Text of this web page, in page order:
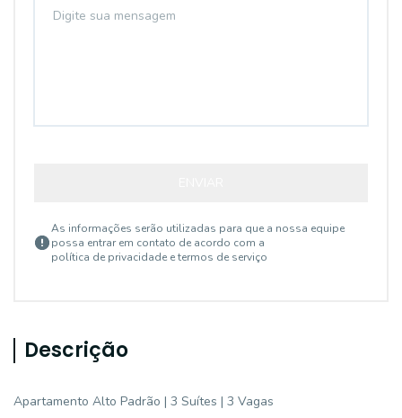
As informações serão utilizadas para que a nossa equipe
possa entrar em contato de acordo com a
política de privacidade e termos de serviço
Descrição
Apartamento Alto Padrão | 3 Suítes | 3 Vagas